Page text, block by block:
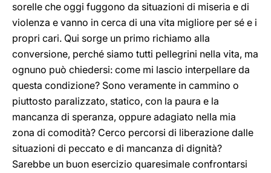
sorelle che oggi fuggono da situazioni di miseria e di
violenza e vanno in cerca di una vita migliore per sé e i
propri cari. Qui sorge un primo richiamo alla
conversione, perché siamo tutti pellegrini nella vita, ma
ognuno può chiedersi: come mi lascio interpellare da
questa condizione? Sono veramente in cammino o
piuttosto paralizzato, statico, con la paura e la
mancanza di speranza, oppure adagiato nella mia
zona di comodità? Cerco percorsi di liberazione dalle
situazioni di peccato e di mancanza di dignità?
Sarebbe un buon esercizio quaresimale confrontarsi